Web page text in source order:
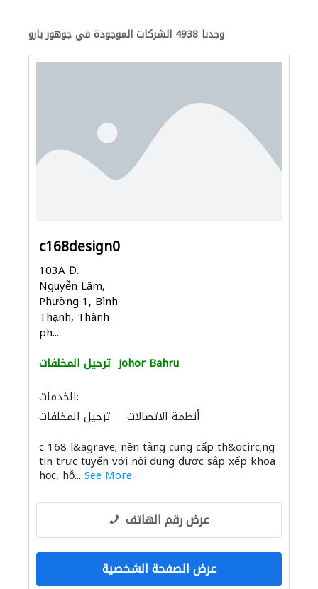
وجدنا 4938 الشركات الموجودة في جوهور بارو
c168design0
103A Đ.
Nguyễn Lâm,
Phường 1, Bình
Thạnh, Thành
ph...
ترحيل المخلفات Johor Bahru
الخدمات:
ترحيل المخلفات
أنظمة الاتصالات
c 168 l&agrave; nền tảng cung cấp th&ocirc;ng
tin trực tuyến với nội dung được sắp xếp khoa
học, hỗ... See More
عرض رقم الهاتف
عرض الصفحة الشخصية